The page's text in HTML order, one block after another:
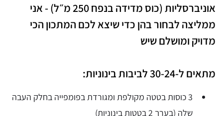
אוניברסליות (כוס מדידה בנפח 250 מ״ל) - אני
ממליצה לבחור בהן כדי שיצא לכם המתכון הכי
מדויק ומושלם שיש
מתאים ל-30-24 לביבות בינוניות:
3 כוסות בטטה מקולפת ומגורדת בפומפייה בחלק העבה
שלה (בערך 2 בטטות בינוניות)